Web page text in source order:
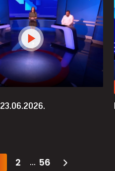
2 ... 56